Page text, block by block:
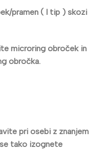
pramen ( I tip ) skozi
microring obroček in
obročka.
pri osebi z znanjem
tako izognete